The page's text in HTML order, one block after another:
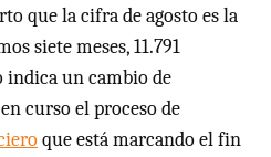
que la cifra de agosto es la
siete meses, 11.791
indica un cambio de
curso el proceso de
que está marcando el fin